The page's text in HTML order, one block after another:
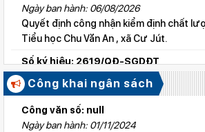
Ngày ban hành: 06/08/2026
Quyết định công nhận kiểm định chất
Tiểu học Chu Văn An , xã Cư Jút.
Số ký hiệu: 2619/QĐ-SGDĐT
Ngày ban hành: 06/08/2026
Quyết định công nhận kiểm định chất
Tiểu học Lý Tự Trọng , xã Cư Jút.
Số ký hiệu: 2615/QĐ-SGDĐT
Công khai ngân sách
Công văn số: null
Ngày ban hành: 01/11/2024